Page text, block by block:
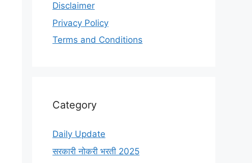
Disclaimer
Privacy Policy
Terms and Conditions
Category
Daily Update
सरकारी नोकरी भरती 2025